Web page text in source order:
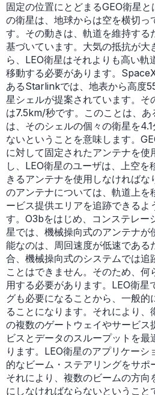
固定の位置にとどまるGEO衛星
の衛星は、地球からは空を横切っ
す。その動きは、軌道を維持する
基づいています。大気の抵抗が大
ら、LEO衛星はそれよりも高い軌
移動する必要があります。
あるStarlinkでは、地表から高度
星シェルが提案されています。そ
は7.5km/秒です。このことは、あ
は、そのシェルの個々の衛星を
ないということを意味します。
に対して固定されたアンテナを使
し、LEO衛星のユーザは、上空
きるアンテナを使用しなければな
のアンテナについては、軌道上を
ービス提供エリアを追跡できるよ
す。O3bをはじめ、コンステレー
星では、機械操向式のアンテナが
能なのは、周回速度が低速である
合、機械操向式のシステムでは追
ことはできません。そのため、
用する必要があります。LEO衛星
グも必要になることから、一般的
ることになります。それにより、
の複数のゲートウェイやサービス
ビスとデータのスループットを
ります。LEO衛星のアプリケーシ
的なビーム・ステアリングをサポ
それにより、複数のビームの方向
にしなければならないということ